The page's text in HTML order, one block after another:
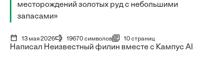
месторождений золотых руд с небольшими
запасами»
13 мая 2026 19670 символов 10 страниц
Написал Неизвестный филин вместе с Кампус AI